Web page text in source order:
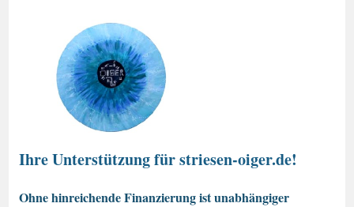
Ihre Unterstützung für striesen-oiger.de!
Ohne hinreichende Finanzierung ist unabhängiger